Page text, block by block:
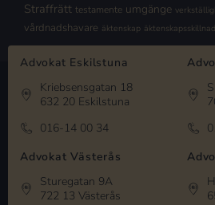
Straffrätt testamente umgänge
vårdnadshavare äktenskap äktenskapsskillnad
Advokat Eskilstuna
Kriebsensgatan 18
632 20 Eskilstuna
016-14 00 34
Advokat Västerås
Sturegatan 9A
722 13 Västerås